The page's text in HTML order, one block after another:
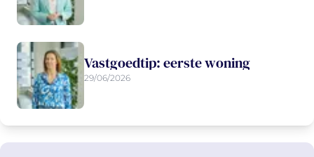
Vastgoedtip: eerste woning
29/06/2026